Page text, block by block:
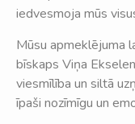
iedvesmoja mūs
Mūsu apmeklējuma
bīskaps Viņa
viesmīlība un siltā
īpaši nozīmīgu un